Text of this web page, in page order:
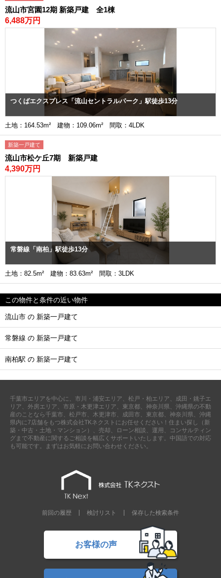
流山市宮園12期 新築戸建 全1棟
6,488万円
つくばエクスプレス「流山セントラルパーク」駅徒歩13分
土地：164.53m² 建物：109.06m² 間取：4LDK
新築一戸建て
流山市松ケ丘7期 新築戸建
4,390万円
常磐線「南柏」駅徒歩13分
土地：82.5m² 建物：83.63m² 間取：3LDK
この物件と条件の近い物件
流山市 の 新築一戸建て
常磐線 の 新築一戸建て
南柏駅 の 新築一戸建て
千葉市エリアを中心に、市川・浦安エリア、松戸・柏エリア、成田・銚子エ
リア、外房エリア、市原・木更津エリア、東京都、神奈川県、沖縄県の不動
産のことなら千葉市、松戸市、木更津市、成田市、東京都、神奈川県、沖縄
県内に7店舗をもつ株式会社TKネクストにお任せください！住まい探し（新
築・中古・土地・マンション）、売却、ローン相談、運用、コンサルティン
グまで不動産に関するご相談を幅広くサポートいたします。中国語での対応
も可能です。まずはお気軽にお問い合わせください。
前回の履歴 検討リスト 保存した検索条件
お客様の声